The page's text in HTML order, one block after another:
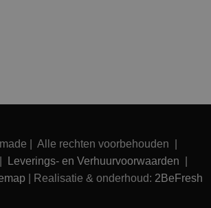
| Alle rechten voorbehouden |
Leverings- en Verhuurvoorwaarden
| Realisatie & onderhoud: 2BeFresh